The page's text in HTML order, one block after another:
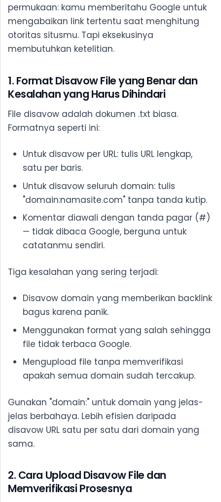
permukaan: kamu memberitahu Google untuk
mengabaikan link tertentu saat menghitung
otoritas situsmu. Tapi eksekusinya
membutuhkan ketelitian.
1. Format Disavow File yang Benar dan
Kesalahan yang Harus Dihindari
File disavow adalah dokumen .txt biasa.
Formatnya seperti ini:
Untuk disavow per URL: tulis URL lengkap,
satu per baris.
Untuk disavow seluruh domain: tulis
"domain:namasite.com" tanpa tanda kutip.
Komentar diawali dengan tanda pagar (#)
— tidak dibaca Google, berguna untuk
catatanmu sendiri.
Tiga kesalahan yang sering terjadi:
Disavow domain yang memberikan backlink
bagus karena panik.
Menggunakan format yang salah sehingga
file tidak terbaca Google.
Mengupload file tanpa memverifikasi
apakah semua domain sudah tercakup.
Gunakan "domain:" untuk domain yang jelas-
jelas berbahaya. Lebih efisien daripada
disavow URL satu per satu dari domain yang
sama.
2. Cara Upload Disavow File dan
Memverifikasi Prosesnya